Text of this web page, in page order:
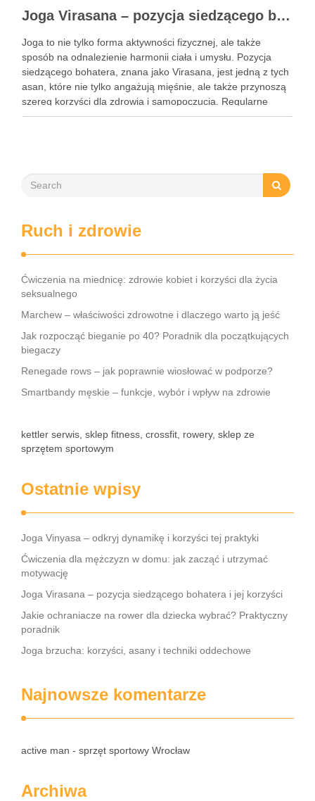
Joga Virasana – pozycja siedzącego bohatera i jej korzyści
Joga to nie tylko forma aktywności fizycznej, ale także
sposób na odnalezienie harmonii ciała i umysłu. Pozycja
siedzącego bohatera, znana jako Virasana, jest jedną z tych
asan, które nie tylko angażują mięśnie, ale także przynoszą
szereg korzyści dla zdrowia i samopoczucia. Regularne
praktykowanie tej pozycji może poprawić elastyczność
Ruch i zdrowie
Ćwiczenia na miednicę: zdrowie kobiet i korzyści dla życia
seksualnego
Marchew – właściwości zdrowotne i dlaczego warto ją jeść
Jak rozpocząć bieganie po 40? Poradnik dla początkujących
biegaczy
Renegade rows – jak poprawnie wiosłować w podporze?
Smartbandy męskie – funkcje, wybór i wpływ na zdrowie
kettler serwis, sklep fitness, crossfit, rowery, sklep ze
sprzętem sportowym
Ostatnie wpisy
Joga Vinyasa – odkryj dynamikę i korzyści tej praktyki
Ćwiczenia dla mężczyzn w domu: jak zacząć i utrzymać
motywację
Joga Virasana – pozycja siedzącego bohatera i jej korzyści
Jakie ochraniacze na rower dla dziecka wybrać? Praktyczny
poradnik
Joga brzucha: korzyści, asany i techniki oddechowe
Najnowsze komentarze
active man - sprzęt sportowy Wrocław
Archiwa